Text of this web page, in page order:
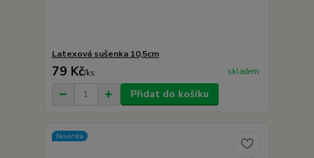
Latexová sušenka 10,5cm
79 Kč/ks skladem
Přidat do košíku
Novinka